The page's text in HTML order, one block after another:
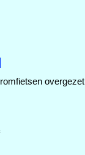
overgezet